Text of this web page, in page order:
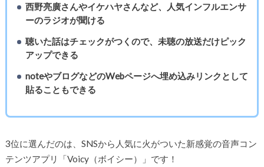
西野亮廣さんやイケハヤさんなど、人気インフルエンサ
ーのラジオが聞ける
聴いた話はチェックがつくので、未聴の放送だけピック
アップできる
noteやブログなどのWebページへ埋め込みリンクとして
貼ることもできる
3位に選んだのは、SNSから人気に火がついた新感覚の音声コン
テンツアプリ「Voicy（ボイシー）」です！